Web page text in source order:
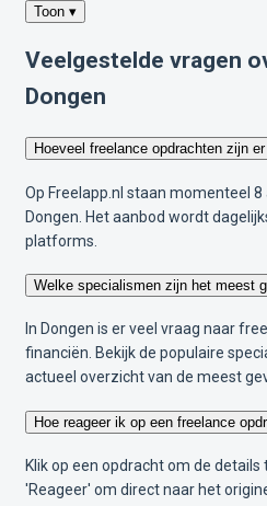
Toon ▾
Veelgestelde vragen
Dongen
Hoeveel freelance opdrachten zijn
Op Freelapp.nl staan momenteel
Dongen. Het aanbod wordt
platforms.
Welke specialismen zijn het meest
In Dongen is er veel vraag naar
financiën. Bekijk de populaire
actueel overzicht van de meest
Hoe reageer ik op een freelance
Klik op een opdracht om de
'Reageer' om direct naar het